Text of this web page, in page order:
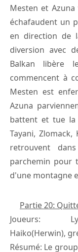
Mesten et
échafaudent un
en direction de
diversion avec
Balkan libère
commencent à
Mesten est
Azuna
battent et tue la
Tayani,
retrouvent
parchemin pour
d'une montagne
Partie 20:
Joueurs:
Haiko(Herwin),
Résumé: Le